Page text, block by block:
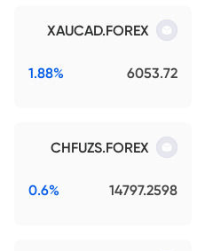
XAUCAD.FOREX
6053.72
1.88%
CHFUZS.FOREX
14797.2598
0.6%